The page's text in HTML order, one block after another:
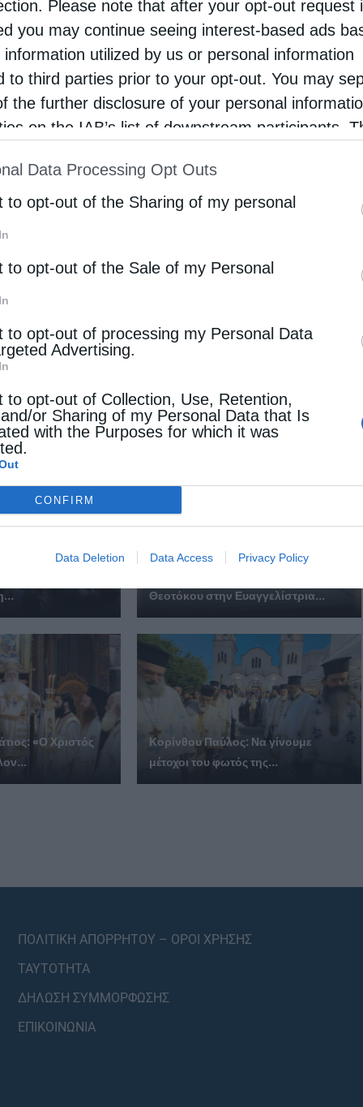
Please note that after your opt-out request
you may continue seeing interest-based ads
information utilized by us or personal information
to third parties prior to your opt-out. You may
the further disclosure of your personal
on the IAB’s list of downstream participants.
of Downstream Participantsthat may further
parties.
Data Processing Opt Outs
to opt-out of the Sharing of my personal
to opt-out of the Sale of my Personal
to opt-out of processing my Personal Data
Advertising.
to opt-out of Collection, Use, Retention,
or Sharing of my Personal Data that Is
with the Purposes for which it was
CONFIRM
Data Deletion Data Access Privacy Policy
και κάθε Πέμπτη, στις 18:00, στο Πνευματικό
Αγίας Γραφής , ερμηνεία και σχολιασμός
και ακολουθεί συζήτηση. Το Αγιογραφικό
Η σημερινή συνάντηση θα είναι η τελευταία
Μελέτης Αγίας Γραφής θα ξεκινήσουν
που θα ανακοινώσει ο Ιερός Ναός για τη
ΓΡΑΦΉΣ
ΕΠΙΣΗΣ
της
Θεοτόκου στην Ευαγγελίστρια...
«Ο Χριστός
Κορίνθου Παύλος: Να γίνουμε
μέτοχοι του φωτός της...
ΠΟΛΙΤΙΚΗ ΑΠΟΡΡΗΤΟΥ – ΟΡΟΙ ΧΡΗΣΗΣ
ΤΑΥΤΟΤΗΤΑ
ΔΗΛΩΣΗ ΣΥΜΜΟΡΦΩΣΗΣ
ΕΠΙΚΟΙΝΩΝΙΑ